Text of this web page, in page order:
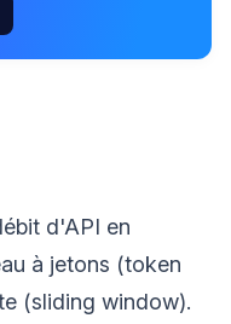
d'API en
à jetons (token
(sliding window).